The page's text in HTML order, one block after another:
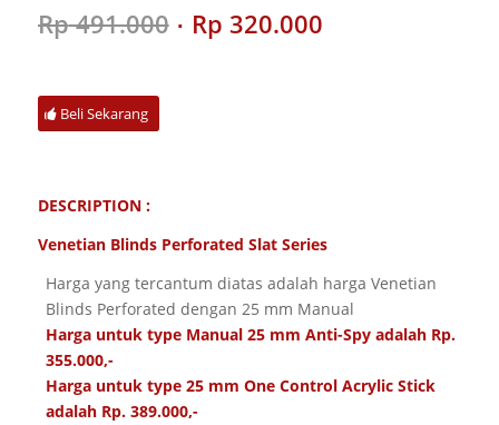
Rp491.000 Original
price
Rp 320.000Current
Beli Sekarang
DESCRIPTION :
Venetian Blinds Perforated Slat Series
Harga yang tercantum diatas adalah harga Venetian
Blinds Perforated dengan 25 mm Manual
Harga untuk type Manual 25 mm Anti-Spy adalah Rp.
355.000,-
Harga untuk type 25 mm One Control Acrylic Stick
adalah Rp. 389.000,-